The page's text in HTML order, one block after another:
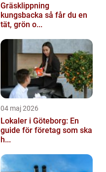
Gräsklippning
kungsbacka så får du en
tät, grön o...
04 maj 2026
Lokaler i Göteborg: En
guide för företag som ska
h...